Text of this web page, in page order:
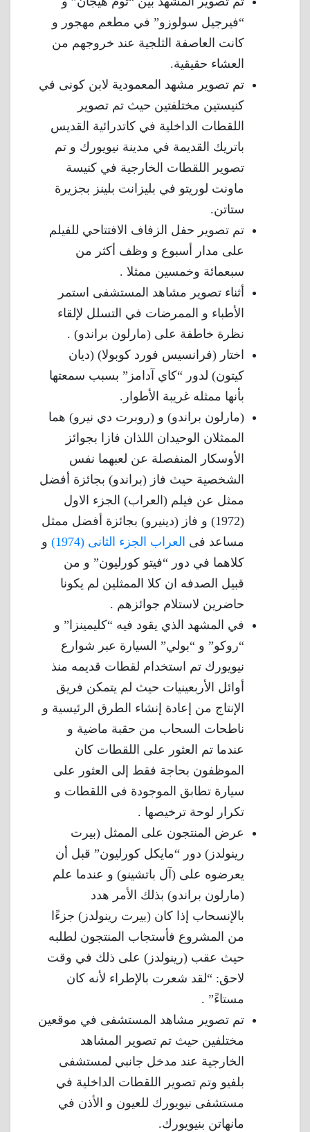
“فيرجيل سولوزو” في مطعم مهجور و
كانت العاصفة الثلجية عند خروجهم من
العشاء حقيقية.
تم تصوير مشهد المعمودية لابن كونى في
كنيستين مختلفتين حيث تم تصوير
اللقطات الداخلية في كاتدرائية القديس
باتريك القديمة في مدينة نيويورك و تم
تصوير اللقطات الخارجية في كنيسة
ماونت لوريتو في بليزانت بلينز بجزيرة
ستاتن.
تم تصوير حفل الزفاف الافتتاحي للفيلم
على مدار أسبوع و وظف أكثر من
سبعمائة وخمسين ممثلا .
أثناء تصوير مشاهد المستشفى استمر
الأطباء و الممرضات في التسلل لإلقاء
نظرة خاطفة على (مارلون براندو) .
اختار (فرانسيس فورد كوبولا) (ديان
كيتون) لدور “كاي آدامز” بسبب سمعتها
بأنها ممثله غريبة الأطوار.
(مارلون براندو) و (روبرت دي نيرو) هما
الممثلان الوحيدان اللذان فازا بجوائز
الأوسكار المنفصلة عن لعبهما نفس
الشخصية حيث فاز (براندو) بجائزة أفضل
ممثل عن فيلم (العراب) الجزء الاول
(1972) و فاز (دينيرو) بجائزة أفضل ممثل
مساعد فى العراب الجزء الثانى (1974)
و
كلاهما في دور “فيتو كورليون” و من
قبيل الصدفه ان كلا الممثلين لم يكونا
حاضرين لاستلام جوائزهم .
في المشهد الذي يقود فيه “كليمينزا” و
“روكو” و “بولي” السيارة عبر شوارع
نيويورك تم استخدام لقطات قديمه منذ
أوائل الأربعينيات حيث لم يتمكن فريق
الإنتاج من إعادة إنشاء الطرق الرئيسية و
ناطحات السحاب من حقبة ماضية و
عندما تم العثور على اللقطات كان
الموظفون بحاجة فقط إلى العثور على
سيارة تطابق الموجودة فى اللقطات و
تكرار لوحة ترخيصها .
عرض المنتجون على الممثل (بيرت
رينولدز) دور “مايكل كورليون” قبل أن
يعرضوه على (آل باتشينو) و عندما علم
(مارلون براندو) بذلك الأمر هدد
بالإنسحاب إذا كان (بيرت رينولدز) جزءًا
من المشروع فأستجاب المنتجون لطلبه
حيث عقب (رينولدز) على ذلك في وقت
لاحق: “لقد شعرت بالإطراء لأنه كان
مستاءً” .
تم تصوير مشاهد المستشفى في موقعين
مختلفين حيث تم تصوير المشاهد
الخارجية عند مدخل جانبي لمستشفى
بلفيو وتم تصوير اللقطات الداخلية في
مستشفى نيويورك للعيون و الأذن في
مانهاتن بنيويورك.